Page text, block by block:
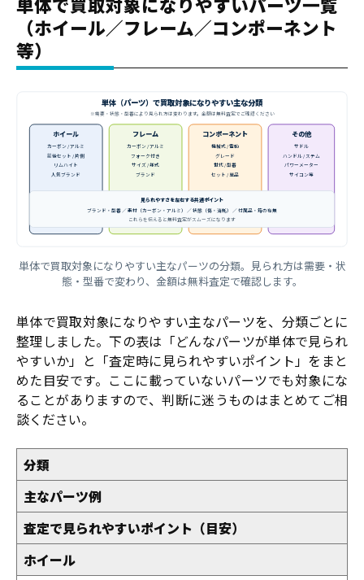
（ホイール／フレーム／コンポーネント
等）
単体（パーツ）で買取対象になりやすい主な分類
※需要・状態・型番により見られ方は変わります。金額は無料査定でご確認ください
ホイール
カーボン / アルミ
前後セット / 片側
リムハイト
人気ブランド
フレーム
カーボン / アルミ
フォーク付き
サイズ / 年式
ブランド
コンポーネント
機械式 / 電動
グレード
世代 / 型番
セット / 単品
その他
サドル
ハンドル / ステム
パワーメーター
サイコン等
見られやすさを左右する共通ポイント
ブランド・型番 ／ 素材（カーボン・アルミ） ／ 状態（傷・消耗） ／ 付属品・箱の有無
これらを伝えると無料査定がスムーズになります
単体で買取対象になりやすい主なパーツの分類。見られ方は需要・状
態・型番で変わり、金額は無料査定で確認します。
単体で買取対象になりやすい主なパーツを、分類ごとに
整理しました。下の表は「どんなパーツが単体で見られ
やすいか」と「査定時に見られやすいポイント」をまと
めた目安です。ここに載っていないパーツでも対象にな
ることがありますので、判断に迷うものはまとめてご相
談ください。
分類
主なパーツ例
査定で見られやすいポイント（目安）
ホイール